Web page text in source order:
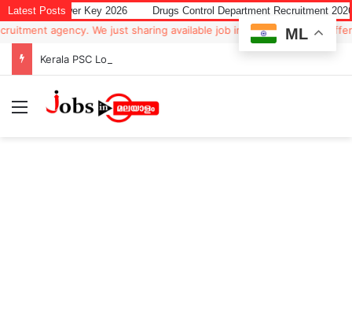
Latest Posts
Answer Key 2026 Drugs Control Department Recruitment 2026 for
agency. We just sharing available job in worldwide from
Menu
ML